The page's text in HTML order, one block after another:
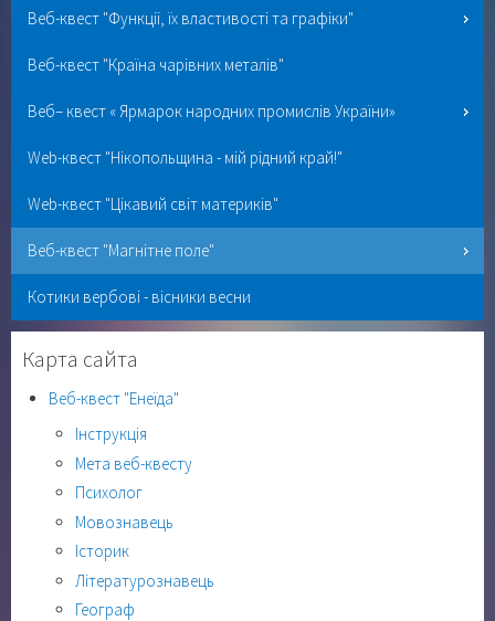
Веб-квест "Функції, їх властивості та графіки"
Веб-квест "Країна чарівних металів"
Веб– квест « Ярмарок народних промислів України»
Web-квест "Нікопольщина - мій рідний край!"
Web-квест "Цікавий світ материків"
Веб-квест "Магнітне поле"
Котики вербові - вісники весни
Карта сайта
Веб-квест "Енеїда"
Інструкція
Мета веб-квесту
Психолог
Мовознавець
Історик
Літературознавець
Географ